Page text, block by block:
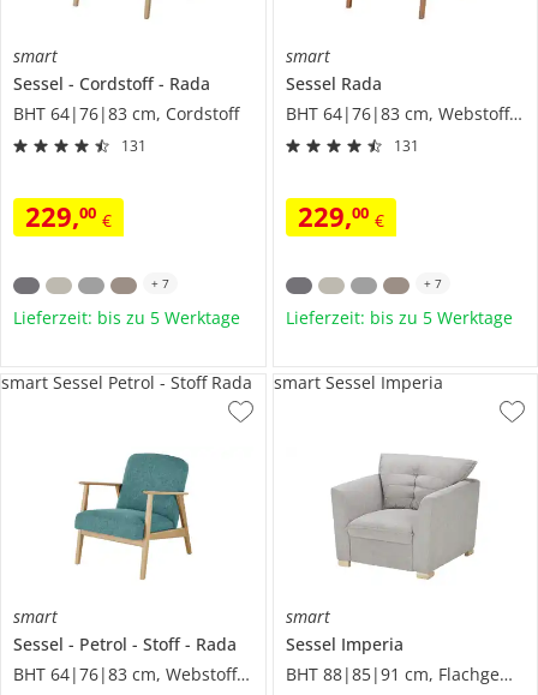
smart
Sessel
Cordstoff
Rada
BHT 64|76|83 cm, Cordstoff
131
229,00 €
+ 7
Lieferzeit: bis zu 5 Werktage
smart
Sessel Rada
BHT 64|76|83 cm, Webstoff fein
131
229,00 €
+ 7
Lieferzeit: bis zu 5 Werktage
smart
Sessel
Petrol - Stoff
Rada
BHT 64|76|83 cm, Webstoff grob
smart Sessel Petrol - Stoff Rada
smart
Sessel Imperia
BHT 88|85|91 cm, Flachgewebe
smart Sessel Imperia